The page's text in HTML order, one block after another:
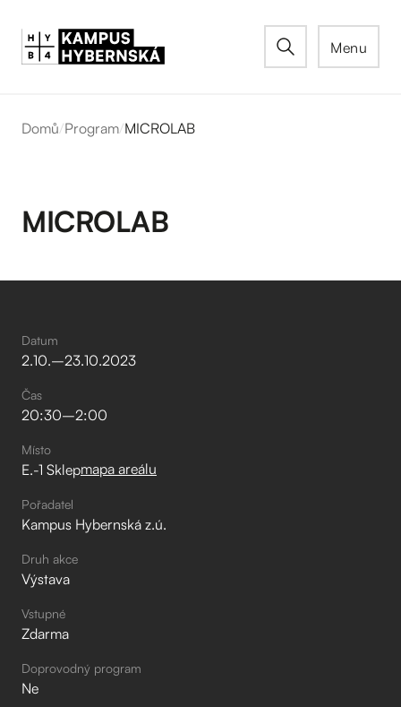
Menu
Domů/Program/MICROLAB
MICROLAB
Datum
2.10.–⁠23.10.2023
Čas
20:30–⁠2:00
Místo
E.-1 Sklepmapa areálu
Pořadatel
Kampus Hybernská z.ú.
Druh akce
Výstava
Vstupné
Zdarma
Doprovodný program
Ne